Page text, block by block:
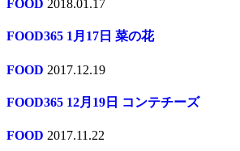
FOOD 2018.01.17
FOOD365 1月17日 菜の花
FOOD 2017.12.19
FOOD365 12月19日 コンテチーズ
FOOD 2017.11.22